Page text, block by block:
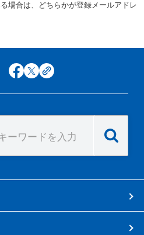
場合は、どちらかが登録メールアドレ
facebook
x copy